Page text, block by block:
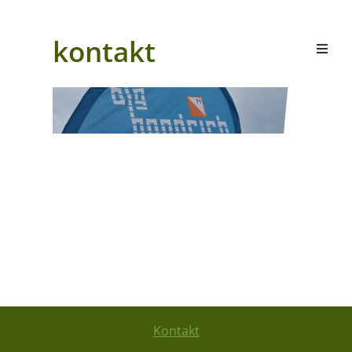
kontakt
Kontakt